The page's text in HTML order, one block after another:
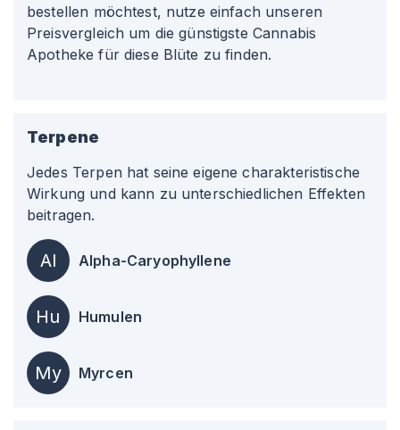
bestellen möchtest, nutze einfach unseren
Preisvergleich um die günstigste Cannabis
Apotheke für diese Blüte zu finden.
Terpene
Jedes Terpen hat seine eigene charakteristische
Wirkung und kann zu unterschiedlichen Effekten
beitragen.
Al Alpha-Caryophyllene
Hu Humulen
My Myrcen